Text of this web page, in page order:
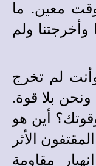
معين. ما
ولم
وأنت لم تخرج
ونحن بلا قوة.
أين هو
الأثر
مقاومة